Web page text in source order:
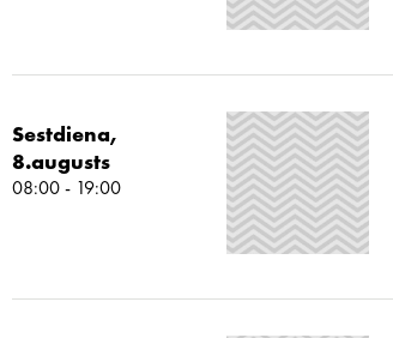
Sestdiena,
8.augusts
08:00 - 19:00